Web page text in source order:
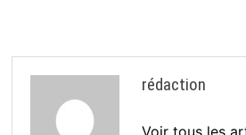
rédaction
Voir tous les